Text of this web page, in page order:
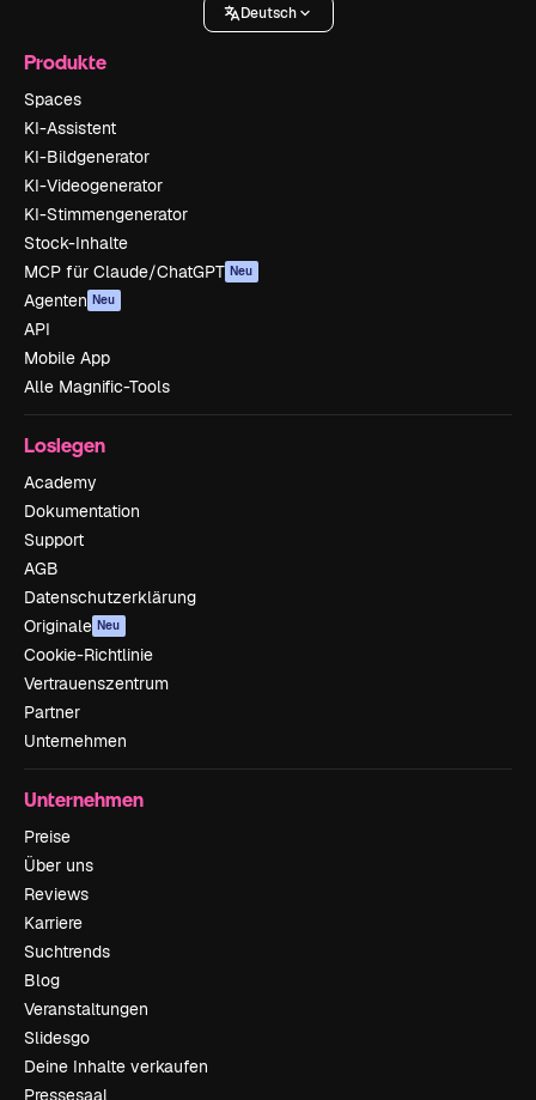
Deutsch
Produkte
Spaces
KI-Assistent
KI-Bildgenerator
KI-Videogenerator
KI-Stimmengenerator
Stock-Inhalte
MCP für Claude/ChatGPT Neu
Agenten Neu
API
Mobile App
Alle Magnific-Tools
Loslegen
Academy
Dokumentation
Support
AGB
Datenschutzerklärung
Originale Neu
Cookie-Richtlinie
Vertrauenszentrum
Partner
Unternehmen
Unternehmen
Preise
Über uns
Reviews
Karriere
Suchtrends
Blog
Veranstaltungen
Slidesgo
Deine Inhalte verkaufen
Pressesaal